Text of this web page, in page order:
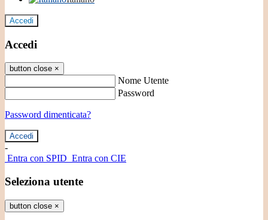
Accedi
Accedi
button close ×
Nome Utente
Password
Password dimenticata?
-
Entra con SPID Entra con CIE
Seleziona utente
button close ×